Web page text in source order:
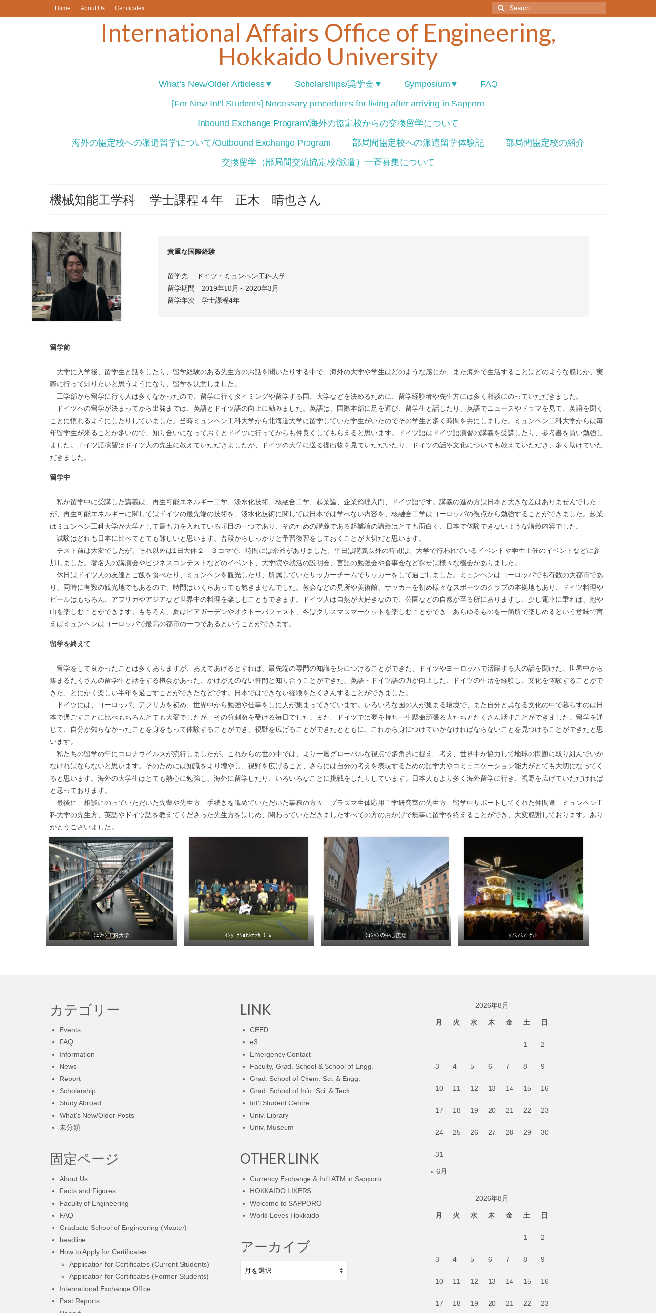
Home About Us Certificates
Search
International Affairs Office of Engineering,
Hokkaido University
What’s New/Older Articless▼ Scholarships/奨学金▼ Symposium▼
FAQ
[For New Int’l Students] Necessary procedures for living after arriving in Sapporo
Inbound Exchange Program/海外の協定校からの交換留学について
海外の協定校への派遣留学について/Outbound Exchange Program
部局間協定校への派遣留学体験記
部局間協定校の紹介
交換留学（部局間交流協定校/派遣）一斉募集について
機械知能工学科 学士課程４年 正木 晴也さん
貴重な国際経験
留学先　 ドイツ・ミュンヘン工科大学
留学期間　2019年10月～2020年3月
留学年次　学士課程4年
留学前
大学に入学後、留学生と話をしたり、留学経験のある先生方のお話を聞いたりする中で、海外の大学や学生はどのような感じか、また海外で生活することはどのような感じか、実
際に行って知りたいと思うようになり、留学を決意しました。
工学部から留学に行く人は多くなかったので、留学に行くタイミングや留学する国、大学などを決めるために、留学経験者や先生方には多く相談にのっていただきました。
ドイツへの留学が決まってから出発までは、英語とドイツ語の向上に励みました。英語は、国際本部に足を運び、留学生と話したり、英語でニュースやドラマを見て、英語を聞く
ことに慣れるようにしたりしていました。当時ミュンヘン工科大学から北海道大学に留学していた学生がいたのでその学生と多く時間を共にしました。ミュンヘン工科大学からは毎
年留学生が来ることが多いので、知り合いになっておくとドイツに行ってからも仲良くしてもらえると思います。ドイツ語はドイツ語演習の講義を受講したり、参考書を買い勉強し
ました。ドイツ語演習はドイツ人の先生に教えていただきましたが、ドイツの大学に送る提出物を見ていただいたり、ドイツの話や文化についても教えていただき、多く助けていた
だきました。
留学中
私が留学中に受講した講義は、再生可能エネルギー工学、淡水化技術、核融合工学、起業論、企業倫理入門、ドイツ語です。講義の進め方は日本と大きな差はありませんでした
が、再生可能エネルギーに関してはドイツの最先端の技術を、淡水化技術に関しては日本では学べない内容を、核融合工学はヨーロッパの視点から勉強することができました。起業
はミュンヘン工科大学が大学として最も力を入れている項目の一つであり、そのための講義である起業論の講義はとても面白く、日本で体験できないような講義内容でした。
試験はどれも日本に比べてとても難しいと思います。普段からしっかりと予習復習をしておくことが大切だと思います。
テスト前は大変でしたが、それ以外は1日大体２～３コマで、時間には余裕がありました。平日は講義以外の時間は、大学で行われているイベントや学生主催のイベントなどに参
加しました。著名人の講演会やビジネスコンテストなどのイベント、大学院や就活の説明会、言語の勉強会や食事会など探せば様々な機会がありました。
休日はドイツ人の友達とご飯を食べたり、ミュンヘンを観光したり、所属していたサッカーチームでサッカーをして過ごしました。ミュンヘンはヨーロッパでも有数の大都市であ
り、同時に有数の観光地でもあるので、時間はいくらあっても飽きませんでした。教会などの見所や美術館、サッカーを初め様々なスポーツのクラブの本拠地もあり、ドイツ料理や
ビールはもちろん、アフリカやアジアなど世界中の料理を楽しむこともできます。ドイツ人は自然が大好きなので、公園などの自然が至る所にありますし、少し電車に乗れば、池や
山を楽しむことができます。もちろん、夏はビアガーデンやオクトーバフェスト、冬はクリスマスマーケットを楽しむことができ、あらゆるものを一箇所で楽しめるという意味で言
えばミュンヘンはヨーロッパで最高の都市の一つであるということができます。
留学を終えて
留学をして良かったことは多くありますが、あえてあげるとすれば、最先端の専門の知識を身につけることができた、ドイツやヨーロッパで活躍する人の話を聞けた、世界中から
集まるたくさんの留学生と話をする機会があった、かけがえのない仲間と知り合うことができた、英語・ドイツ語の力が向上した、ドイツの生活を経験し、文化を体験することがで
きた、とにかく楽しい半年を過ごすことができたなどです。日本ではできない経験をたくさんすることができました。
ドイツには、ヨーロッパ、アフリカを初め、世界中から勉強や仕事をしに人が集まってきています。いろいろな国の人が集まる環境で、また自分と異なる文化の中で暮らすのは日
本で過ごすことに比べもちろんとても大変でしたが、その分刺激を受ける毎日でした。また、ドイツでは夢を持ち一生懸命頑張る人たちとたくさん話すことができました。留学を通
じて、自分が知らなかったことを身をもって体験することができ、視野を広げることができたとともに、これから身につけていかなければならないことを見つけることができたと思
います。
私たちの留学の年にコロナウイルスが流行しましたが、これからの世の中では、より一層グローバルな視点で多角的に捉え、考え、世界中が協力して地球の問題に取り組んでいか
なければならないと思います。そのためには知識をより増やし、視野を広げること、さらには自分の考えを表現するための語学力やコミュニケーション能力がとても大切になってく
ると思います。海外の大学生はとても熱心に勉強し、海外に留学したり、いろいろなことに挑戦をしたりしています。日本人もより多く海外留学に行き、視野を広げていただければ
と思っております。
最後に、相談にのっていただいた先輩や先生方、手続きを進めていただいた事務の方々、プラズマ生体応用工学研究室の先生方、留学中サポートしてくれた仲間達、ミュンヘン工
科大学の先生方、英語やドイツ語を教えてくださった先生方をはじめ、関わっていただきましたすべての方のおかげで無事に留学を終えることができ、大変感謝しております。あり
がとうございました。
ﾐｭﾝﾍﾝ工科大学 ｲﾝﾀｰﾅｼｮﾅﾙｻｯｶｰﾁｰﾑ ﾐｭﾝﾍﾝの中心広場 ｸﾘｽﾏｽﾏｰｹｯﾄ
カテゴリー
Events
FAQ
Information
News
Report
Scholarship
Study Abroad
What's New/Older Posts
未分類
固定ページ
About Us
Facts and Figures
Faculty of Engineering
FAQ
Graduate School of Engineering (Master)
headline
How to Apply for Certificates
Application for Certificates (Current Students)
Application for Certificates (Former Students)
International Exchange Office
Past Reports
LINK
CEED
e3
Emergency Contact
Faculty, Grad. School & School of Engg.
Grad. School of Chem. Sci. & Engg.
Grad. School of Info. Sci. & Tech.
Int'l Student Centre
Univ. Library
Univ. Museum
OTHER LINK
Currency Exchange & Int'l ATM in Sapporo
HOKKAIDO LIKERS
Welcome to SAPPORO
World Loves Hokkaido
アーカイブ
ア
ー
2026年8月
月 火 水 木 金 土 日
1 2
3 4 5 6 7 8 9
10 11 12 13 14 15 16
17 18 19 20 21 22 23
24 25 26 27 28 29 30
31
« 6月
2026年8月
月 火 水 木 金 土 日
1 2
3 4 5 6 7 8 9
10 11 12 13 14 15 16
17 18 19 20 21 22 23